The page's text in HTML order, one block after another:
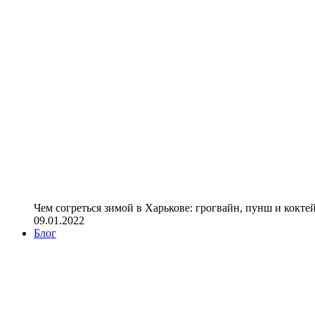
Чем согреться зимой в Харькове: грогвайн, пунш и
09.01.2022
Блог